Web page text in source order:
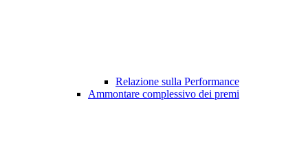
Relazione sulla Performance
Ammontare complessivo dei premi